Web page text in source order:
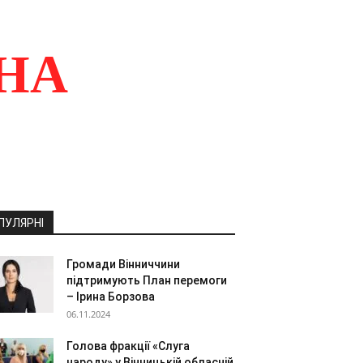
Громади Вінниччини
підтримують План перемоги
– Ірина Борзова
06.11.2024
Голова фракції «Слуга